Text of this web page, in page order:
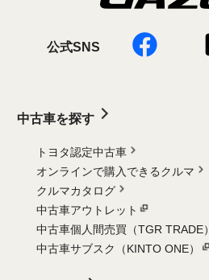
公式SNS
中古車を探す
トヨタ認定中古車
オンラインで購入できるクルマ
クルマカタログ
中古車アウトレット
中古車個人間売買（TGR TRADE）
中古車サブスク（KINTO ONE）